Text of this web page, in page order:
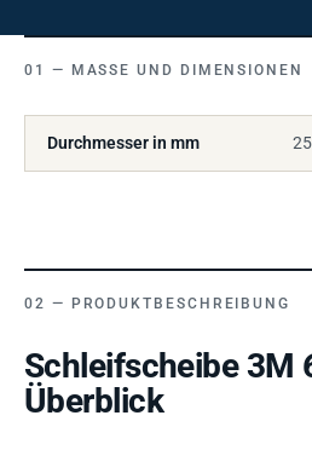
MASSE UND DIMENSIONEN
Durchmesser in mm
PRODUKTBESCHREIBUNG
Schleifscheibe 3M
Überblick